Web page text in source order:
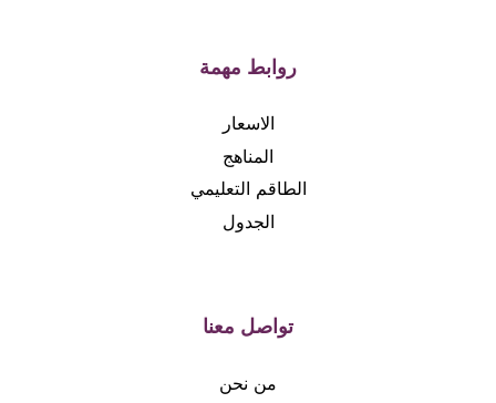
روابط مهمة
الاسعار
المناهج
الطاقم التعليمي
الجدول
تواصل معنا
من نحن